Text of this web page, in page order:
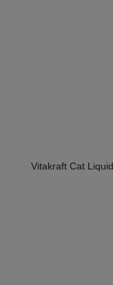
Vitakraft Cat